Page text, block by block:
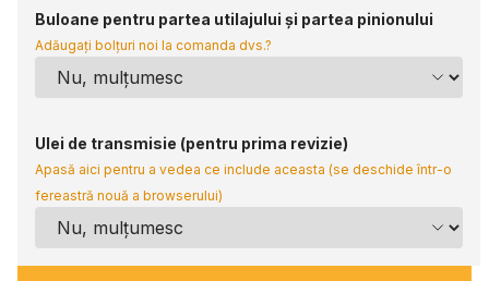
Buloane pentru partea utilajului și partea pinionului
Adăugați bolțuri noi la comanda dvs.?
Ulei de transmisie (pentru prima revizie)
Apasă aici pentru a vedea ce include aceasta (se deschide într-o
fereastră nouă a browserului)